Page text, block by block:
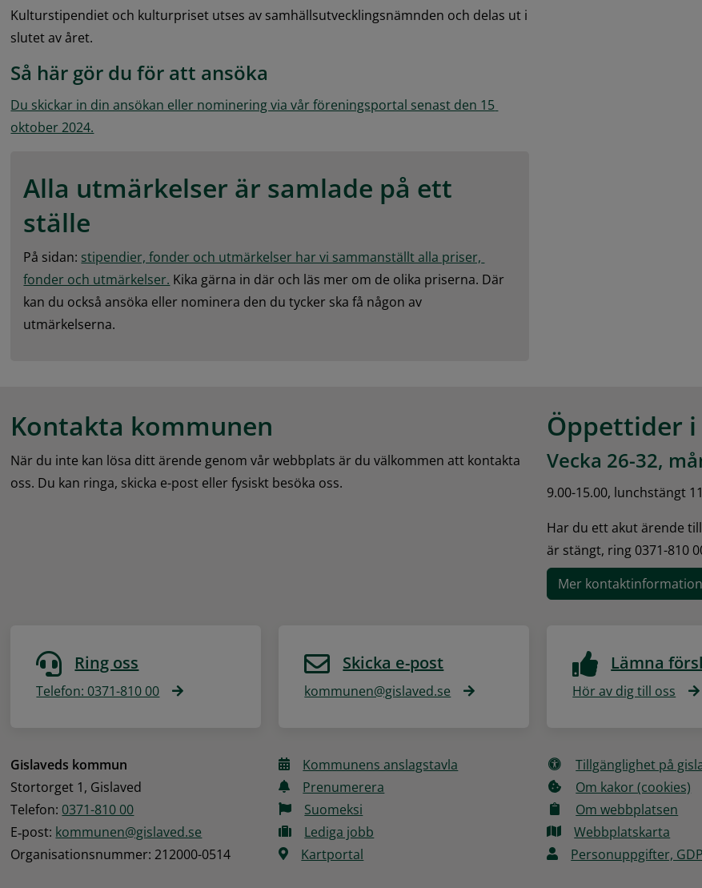
Kulturstipendiet och kulturpriset utses av samhällsutvecklingsnämnden och delas ut i
slutet av året.
Så här gör du för att ansöka
Du skickar in din ansökan eller nominering via vår föreningsportal senast den 15
oktober 2024.
Alla utmärkelser är samlade på ett
ställe
På sidan: stipendier, fonder och utmärkelser har vi sammanställt alla priser,
fonder och utmärkelser. Kika gärna in där och läs mer om de olika priserna. Där
kan du också ansöka eller nominera den du tycker ska få någon av
utmärkelserna.
Kontakta kommunen
När du inte kan lösa ditt ärende genom vår webbplats är du välkommen att kontakta
oss. Du kan ringa, skicka e-post eller fysiskt besöka oss.
Öppettider
Vecka 26-32,
9.00-15.00, lunchstängt
Har du ett akut ärende
är stängt, ring 0371-810
Mer kontaktinformation
Ring oss
Telefon: 0371-810 00
Skicka e-post
kommunen@gislaved.se
Lämna
Hör av dig till oss
Gislaveds kommun
Stortorget 1, Gislaved
Telefon: 0371-810 00
E‑post: kommunen@gislaved.se
Organisationsnummer: 212000-0514
Kommunens anslagstavla
Prenumerera
Suomeksi
Lediga jobb
Kartportal
Tillgänglighet på
Om kakor (cookies)
Om webbplatsen
Webbplatskarta
Personuppgifter,